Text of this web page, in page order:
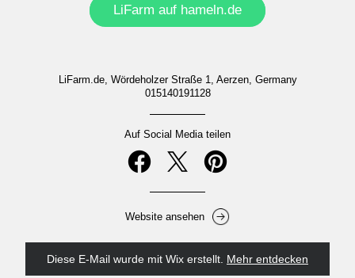
LiFarm auf hameln.de
LiFarm.de, Wördeholzer Straße 1, Aerzen, Germany
015140191128
Auf Social Media teilen
Website ansehen
Diese E-Mail wurde mit Wix erstellt. Mehr entdecken